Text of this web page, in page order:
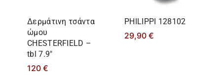
Δερμάτινη τσάντα
ώμου
CHESTERFIELD –
tbl 7.9″
120 €
PHILIPPΙ 128102
29,90 €